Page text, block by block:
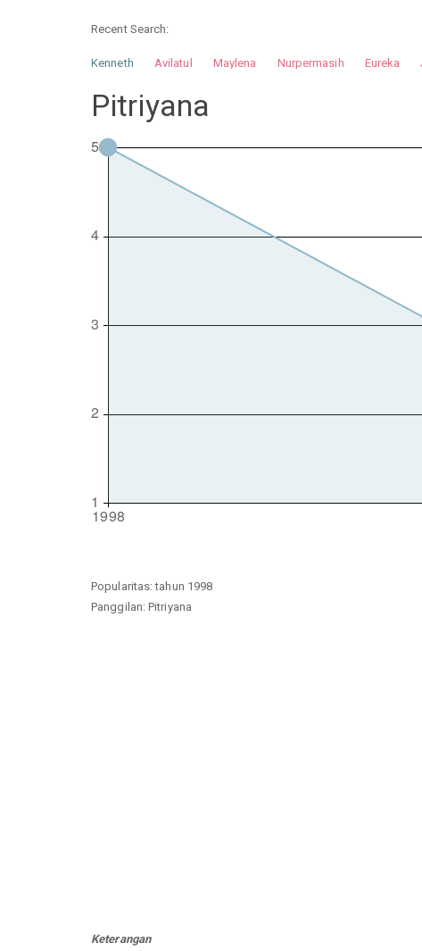
Recent Search:
Kenneth Avilatul Maylena Nurpermasih Eureka
Pitriyana
Popularitas: tahun 1998
Panggilan: Pitriyana
Keterangan